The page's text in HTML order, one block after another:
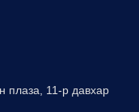
плаза, 11-р давхар